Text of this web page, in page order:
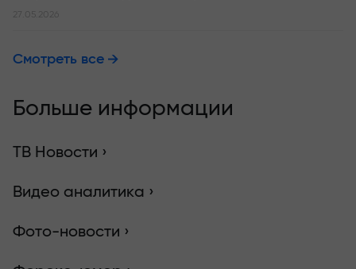
27.05.2026
Смотреть все
Больше информации
ТВ Новости ›
Видео аналитика ›
Фото-новости ›